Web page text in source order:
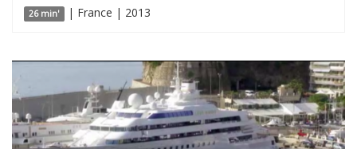
26 min' | France | 2013